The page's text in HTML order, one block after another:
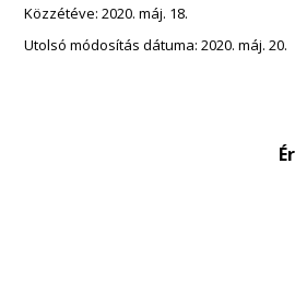
Közzétéve: 2020. máj. 18.
Utolsó módosítás dátuma: 2020. máj. 20.